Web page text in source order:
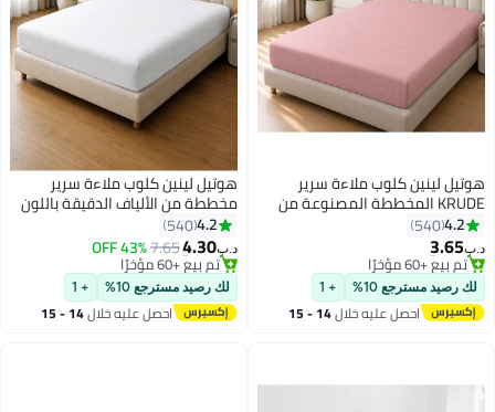
هوتيل لينين كلوب ملاءة سرير
KRUDE المخططة المصنوعة من
الألياف الدقيقة باللون الوردي الفاتح
- مقاس كينج 180 × 200 سم
4.2
540
د.ب‏3.65
#4 في ملاءات ملائمة
تم بيع +60 مؤخرًا
#4 في ملاءات ملائمة
لك رصيد مسترجع 10% + 1
احصل عليه خلال 14 - 15
هوتيل لينين كلوب ملاءة سرير
مخططة من الألياف الدقيقة باللون
الأبيض مقاس كوين 150 × 200 سم
4.2
540
د.ب‏4.30
7.65
43% OFF
#5 في ملاءات ملائمة
تم بيع +60 مؤخرًا
#5 في ملاءات ملائمة
لك رصيد مسترجع 10% + 1
احصل عليه خلال 14 - 15